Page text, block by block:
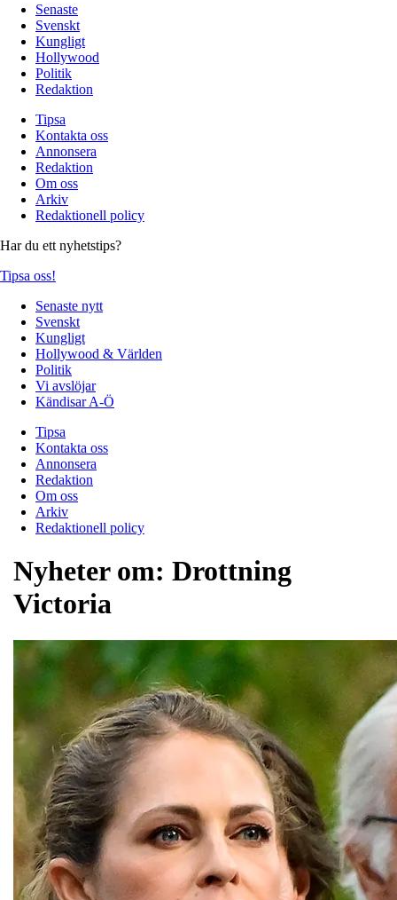
Senaste
Svenskt
Kungligt
Hollywood
Politik
Redaktion
Tipsa
Kontakta oss
Annonsera
Redaktion
Om oss
Arkiv
Redaktionell policy
Har du ett nyhetstips?
Tipsa oss!
Senaste nytt
Svenskt
Kungligt
Hollywood & Världen
Politik
Vi avslöjar
Kändisar A-Ö
Tipsa
Kontakta oss
Annonsera
Redaktion
Om oss
Arkiv
Redaktionell policy
Nyheter om: Drottning
Victoria